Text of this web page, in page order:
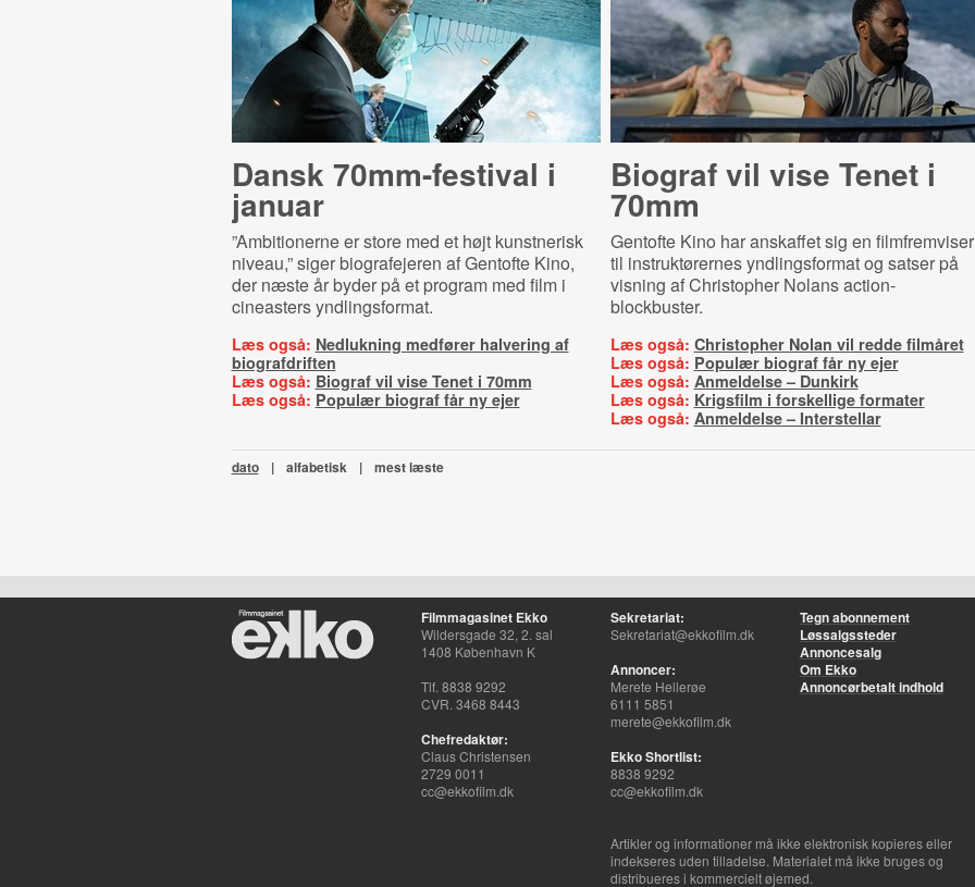
Dansk 70mm-festival i
januar
”Ambitionerne er store med et højt kunstnerisk
niveau,” siger biografejeren af Gentofte Kino,
der næste år byder på et program med film i
cineasters yndlingsformat.
Læs også: Nedlukning medfører halvering af
biografdriften
Læs også: Biograf vil vise Tenet i 70mm
Læs også: Populær biograf får ny ejer
Biograf vil vise Tenet i
70mm
Gentofte Kino har anskaffet sig en filmfremviser
til instruktørernes yndlingsformat og satser på
visning af Christopher Nolans action-
blockbuster.
Læs også: Christopher Nolan vil redde filmåret
Læs også: Populær biograf får ny ejer
Læs også: Anmeldelse – Dunkirk
Læs også: Krigsfilm i forskellige formater
Læs også: Anmeldelse – Interstellar
dato | alfabetisk | mest læste
Filmmagasinet Ekko
Wildersgade 32, 2. sal
1408 København K
Tlf. 8838 9292
CVR. 3468 8443
Chefredaktør:
Claus Christensen
2729 0011
cc@ekkofilm.dk
Sekretariat:
Sekretariat@ekkofilm.dk
Annoncer:
Merete Hellerøe
6111 5851
merete@ekkofilm.dk
Ekko Shortlist:
8838 9292
cc@ekkofilm.dk
Tegn abonnement
Løssalgssteder
Annoncesalg
Om Ekko
Annoncørbetalt indhold
Artikler og informationer må ikke elektronisk kopieres eller
indekseres uden tilladelse. Materialet må ikke bruges og
distribueres i kommercielt øjemed.